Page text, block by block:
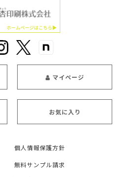
マイページ
お気に入り
個人情報保護方針
無料サンプル請求